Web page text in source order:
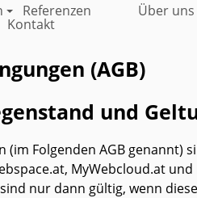
Referenzen Über uns
Kontakt
(AGB)
und
(im Folgenden AGB
MyWebcloud.at
nur dann gültig, wenn